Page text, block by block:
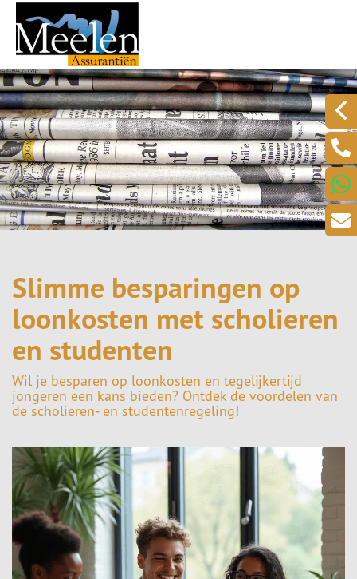
Slimme besparingen op
loonkosten met scholieren
en studenten
Wil je besparen op loonkosten en tegelijkertijd
jongeren een kans bieden? Ontdek de voordelen van
de scholieren- en studentenregeling!